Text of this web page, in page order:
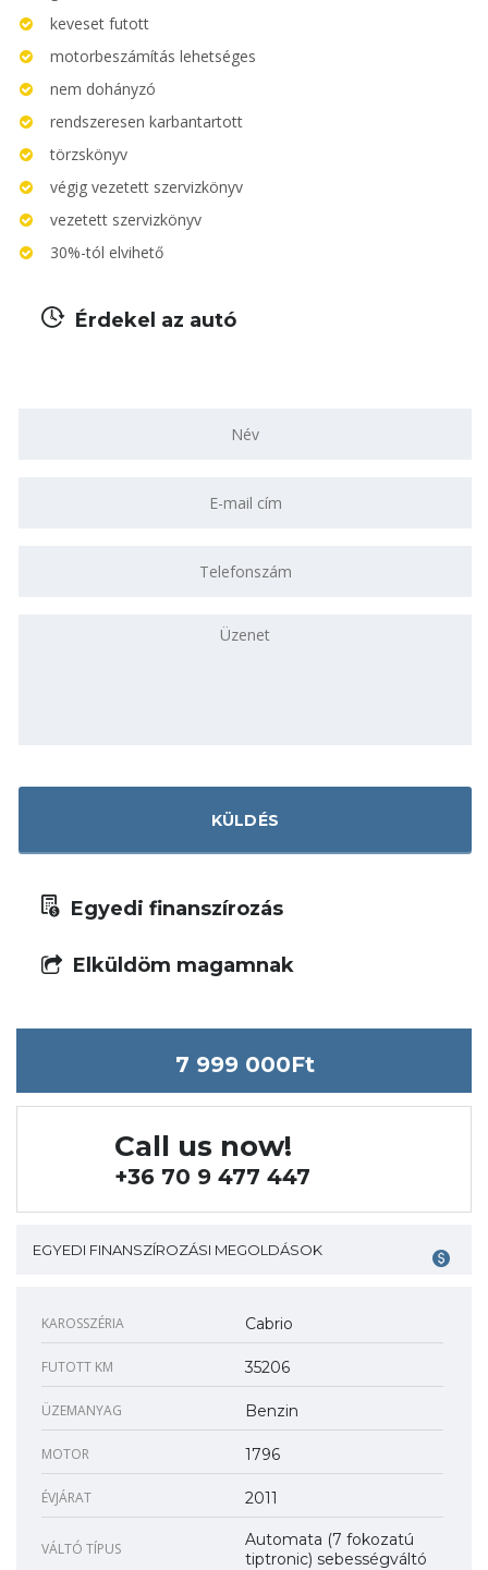
keveset futott
motorbeszámítás lehetséges
nem dohányzó
rendszeresen karbantartott
törzskönyv
végig vezetett szervizkönyv
vezetett szervizkönyv
30%-tól elvihető
Érdekel az autó
Egyedi finanszírozás
Elküldöm magamnak
7 999 000Ft
Call us now!
+36 70 9 477 447
EGYEDI FINANSZÍROZÁSI MEGOLDÁSOK
KAROSSZÉRIA Cabrio
FUTOTT KM 35206
ÜZEMANYAG Benzin
MOTOR 1796
ÉVJÁRAT 2011
VÁLTÓ TÍPUS
Automata (7 fokozatú
tiptronic) sebességváltó